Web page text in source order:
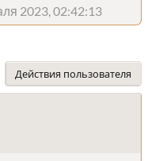
2023, 02:42:13
Действия пользователя